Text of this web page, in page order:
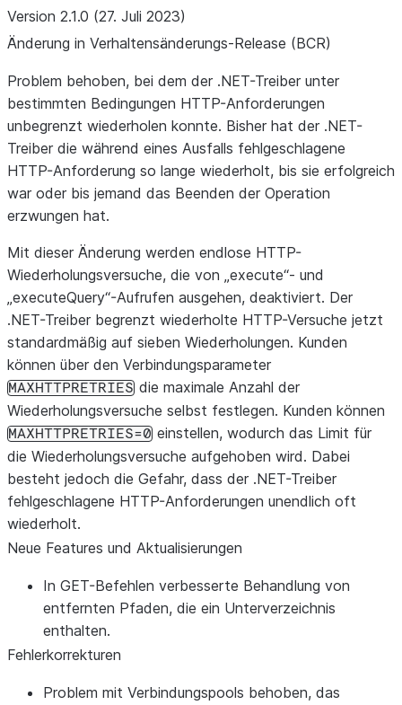
Version 2.1.0 (27. Juli 2023)
Änderung in Verhaltensänderungs-Release (BCR)
Problem behoben, bei dem der .NET-Treiber unter
bestimmten Bedingungen HTTP-Anforderungen
unbegrenzt wiederholen konnte. Bisher hat der .NET-
Treiber die während eines Ausfalls fehlgeschlagene
HTTP-Anforderung so lange wiederholt, bis sie erfolgreich
war oder bis jemand das Beenden der Operation
erzwungen hat.
Mit dieser Änderung werden endlose HTTP-
Wiederholungsversuche, die von „execute“- und
„executeQuery“-Aufrufen ausgehen, deaktiviert. Der
.NET-Treiber begrenzt wiederholte HTTP-Versuche jetzt
standardmäßig auf sieben Wiederholungen. Kunden
können über den Verbindungsparameter
MAXHTTPRETRIES die maximale Anzahl der
Wiederholungsversuche selbst festlegen. Kunden können
MAXHTTPRETRIES=0 einstellen, wodurch das Limit für
die Wiederholungsversuche aufgehoben wird. Dabei
besteht jedoch die Gefahr, dass der .NET-Treiber
fehlgeschlagene HTTP-Anforderungen unendlich oft
wiederholt.
Neue Features und Aktualisierungen
In GET-Befehlen verbesserte Behandlung von
entfernten Pfaden, die ein Unterverzeichnis
enthalten.
Fehlerkorrekturen
Problem mit Verbindungspools behoben, das